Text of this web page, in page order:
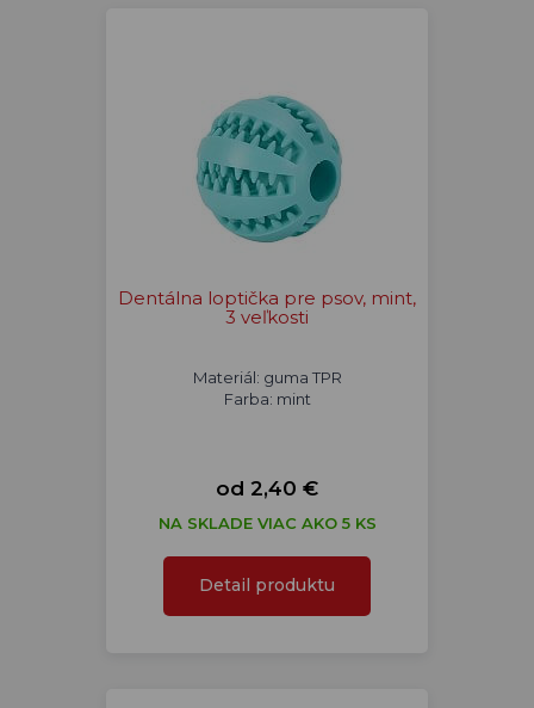
Dentálna loptička pre psov, mint,
3 veľkosti
Materiál: guma TPR
Farba: mint
od 2,40 €
NA SKLADE VIAC AKO 5 KS
Detail produktu